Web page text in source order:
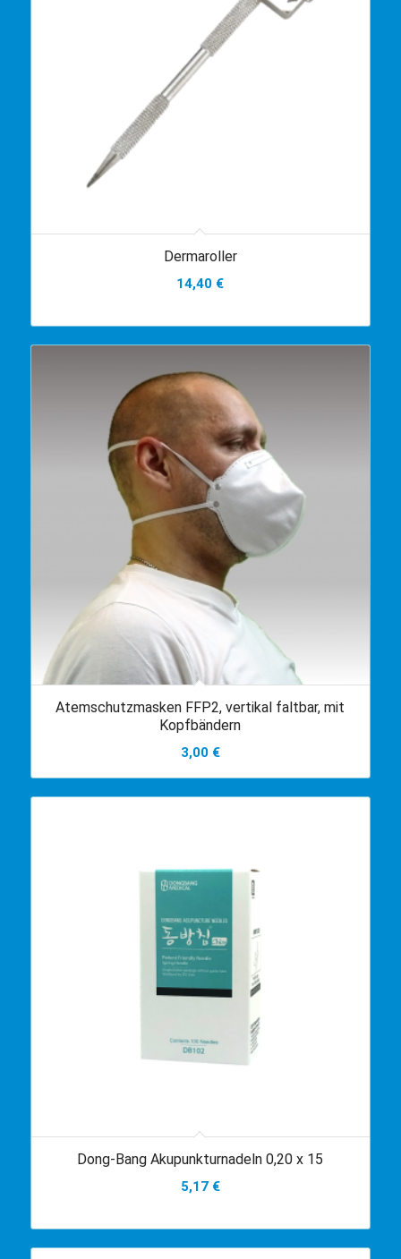
Dermaroller
14,40 €
Atemschutzmasken FFP2, vertikal faltbar, mit
Kopfbändern
3,00 €
Dong-Bang Akupunkturnadeln 0,20 x 15
5,17 €